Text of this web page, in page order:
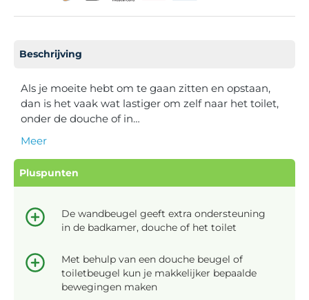
Beschrijving
Als je moeite hebt om te gaan zitten en opstaan,
dan is het vaak wat lastiger om zelf naar het toilet,
onder de douche of in…
Meer
Pluspunten
De wandbeugel geeft extra ondersteuning
in de badkamer, douche of het toilet
Met behulp van een douche beugel of
toiletbeugel kun je makkelijker bepaalde
bewegingen maken